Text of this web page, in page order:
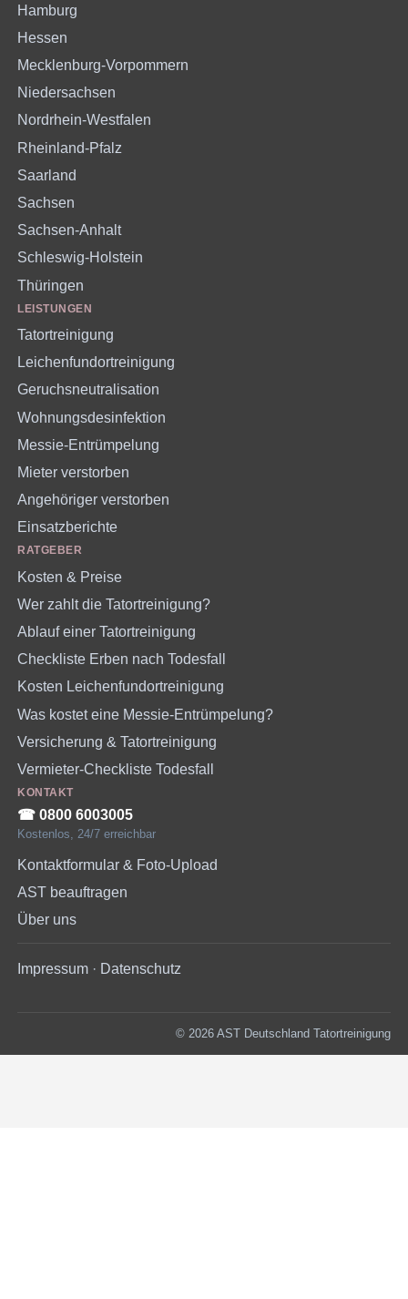
Hamburg
Hessen
Mecklenburg-Vorpommern
Niedersachsen
Nordrhein-Westfalen
Rheinland-Pfalz
Saarland
Sachsen
Sachsen-Anhalt
Schleswig-Holstein
Thüringen
LEISTUNGEN
Tatortreinigung
Leichenfundortreinigung
Geruchsneutralisation
Wohnungsdesinfektion
Messie-Entrümpelung
Mieter verstorben
Angehöriger verstorben
Einsatzberichte
RATGEBER
Kosten & Preise
Wer zahlt die Tatortreinigung?
Ablauf einer Tatortreinigung
Checkliste Erben nach Todesfall
Kosten Leichenfundortreinigung
Was kostet eine Messie-Entrümpelung?
Versicherung & Tatortreinigung
Vermieter-Checkliste Todesfall
KONTAKT
☎︎ 0800 6003005
Kostenlos, 24/7 erreichbar
Kontaktformular & Foto-Upload
AST beauftragen
Über uns
Impressum · Datenschutz
© 2026 AST Deutschland Tatortreinigung